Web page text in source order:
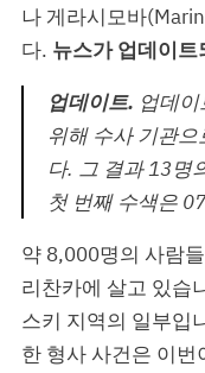
나 게라시모바
다. 뉴스가 업데이
업데이트. 업데
위해 수사 기관
다. 그 결과 13명
첫 번째 수색은
약 8,000명의 사람
리찬카에 살고 있습
스키 지역의 일부입
한 형사 사건은 이